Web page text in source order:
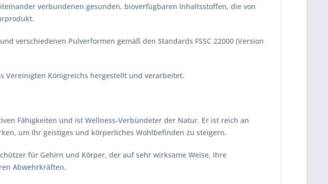
verbundenen gesunden, bioverfügbaren Inhaltsstoffen, die von
verschiedenen Pulverformen gemäß den Standards FSSC 22000 (Version
Vereinigten Königreichs hergestellt und verarbeitet.
Fähigkeiten und ist Wellness-Verbündeter der Natur. Er ist reich an
um Ihr geistiges und körperliches Wohlbefinden zu steigern.
für Gehirn und Körper, der auf sehr wirksame Weise, Ihre
Abwehrkräften.